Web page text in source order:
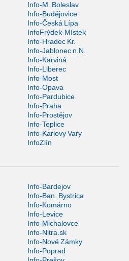
Info-M. Boleslav
Info-Budějovice
Info-Česká Lípa
InfoFrýdek-Místek
Info-Hradec Kr.
Info-Jablonec n.N.
Info-Karviná
Info-Liberec
Info-Most
Info-Opava
Info-Pardubice
Info-Praha
Info-Prostějov
Info-Teplice
Info-Karlovy Vary
InfoZlín
Info-Bardejov
Info-Ban. Bystrica
Info-Komárno
Info-Levice
Info-Michalovce
Info-Nitra.sk
Info-Nové Zámky
Info-Poprad